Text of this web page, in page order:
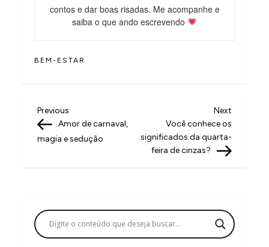
contos e dar boas risadas. Me acompanhe e
saiba o que ando escrevendo
BEM-ESTAR
N
a
a
ç
Previous
Post
Previous
Amor de carnaval,
magia e sedução
Next
Post
Next
Você conhece os
significados da quarta-
feira de cinzas?